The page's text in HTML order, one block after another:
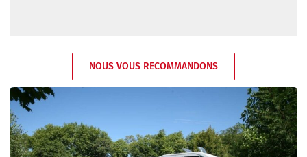
NOUS VOUS RECOMMANDONS